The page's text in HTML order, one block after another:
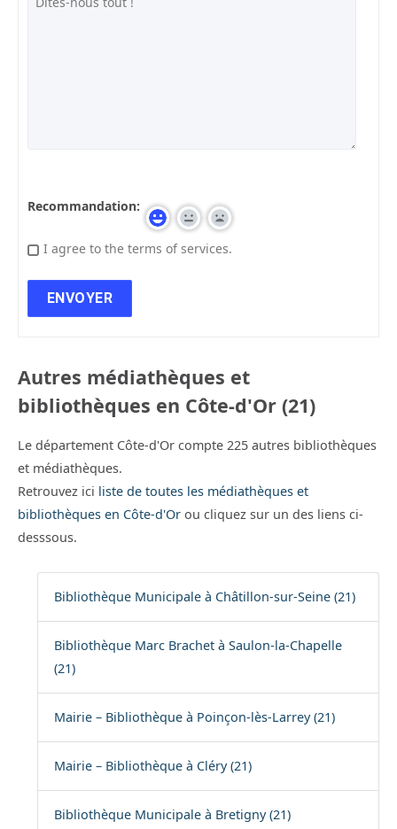
Recommandation:
I agree to the terms of services.
Autres médiathèques et
bibliothèques en Côte-d'Or (21)
Le département Côte-d'Or compte 225 autres bibliothèques
et médiathèques.
Retrouvez ici liste de toutes les médiathèques et
bibliothèques en Côte-d'Or ou cliquez sur un des liens ci-
desssous.
Bibliothèque Municipale à Châtillon-sur-Seine (21)
Bibliothèque Marc Brachet à Saulon-la-Chapelle
(21)
Mairie – Bibliothèque à Poinçon-lès-Larrey (21)
Mairie – Bibliothèque à Cléry (21)
Bibliothèque Municipale à Bretigny (21)